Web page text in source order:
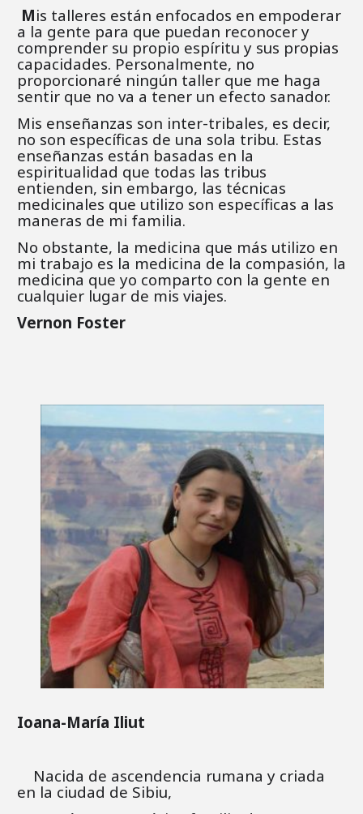
Mis talleres están enfocados en empoderar
a la gente para que puedan reconocer y
comprender su propio espíritu y sus propias
capacidades. Personalmente, no
proporcionaré ningún taller que me haga
sentir que no va a tener un efecto sanador.
Mis enseñanzas son inter-tribales, es decir,
no son específicas de una sola tribu. Estas
enseñanzas están basadas en la
espiritualidad que todas las tribus
entienden, sin embargo, las técnicas
medicinales que utilizo son específicas a las
maneras de mi familia.
No obstante, la medicina que más utilizo en
mi trabajo es la medicina de la compasión, la
medicina que yo comparto con la gente en
cualquier lugar de mis viajes.
Vernon Foster
Ioana-María Iliut
Nacida de ascendencia rumana y criada
en la ciudad de Sibiu,